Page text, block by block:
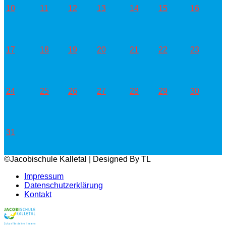
10 11 12 13 14 15 16
17 18 19 20 21 22 23
24 25 26 27 28 29 30
31
©Jacobischule Kalletal | Designed By TL
Impressum
Datenschutzerklärung
Kontakt